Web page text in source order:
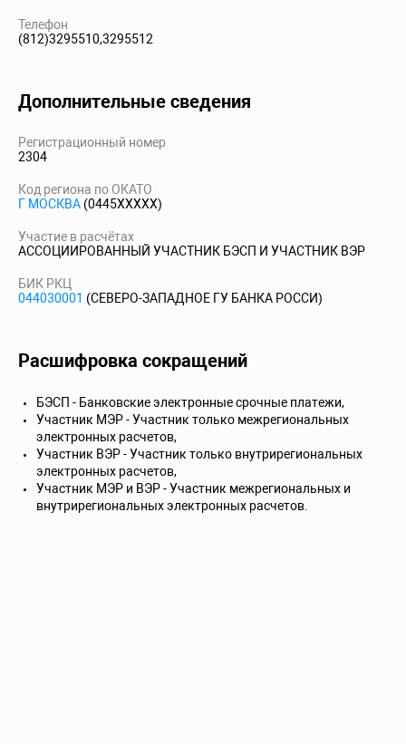
Телефон
(812)3295510,3295512
Дополнительные сведения
Регистрационный номер
2304
Код региона по ОКАТО
Г МОСКВА (0445XXXXX)
Участие в расчётах
АССОЦИИРОВАННЫЙ УЧАСТНИК БЭСП И УЧАСТНИК ВЭР
БИК РКЦ
044030001 (СЕВЕРО-ЗАПАДНОЕ ГУ БАНКА РОССИ)
Расшифровка сокращений
БЭСП - Банковские электронные срочные платежи,
Участник МЭР - Участник только межрегиональных
электронных расчетов,
Участник ВЭР - Участник только внутрирегиональных
электронных расчетов,
Участник МЭР и ВЭР - Участник межрегиональных и
внутрирегиональных электронных расчетов.